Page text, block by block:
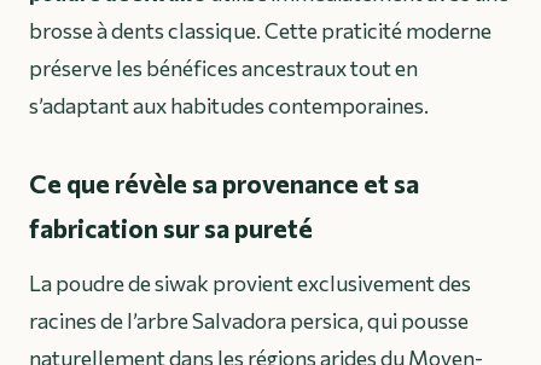
brosse à dents classique. Cette praticité moderne
préserve les bénéfices ancestraux tout en
s’adaptant aux habitudes contemporaines.
Ce que révèle sa provenance et sa
fabrication sur sa pureté
La poudre de siwak provient exclusivement des
racines de l’arbre Salvadora persica, qui pousse
naturellement dans les régions arides du Moyen-